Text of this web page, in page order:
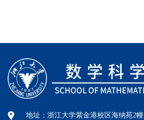
地址：浙江大学紫金港校区海纳苑2幢